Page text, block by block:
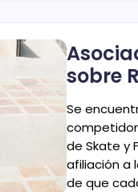
sobre
Se
de Skate y
afiliación a
de que